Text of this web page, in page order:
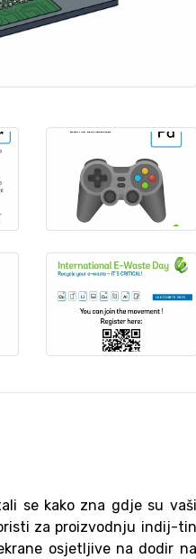
se kako zna gdje su vaši
za proizvodnju indij-tin
osjetljive na dodir na